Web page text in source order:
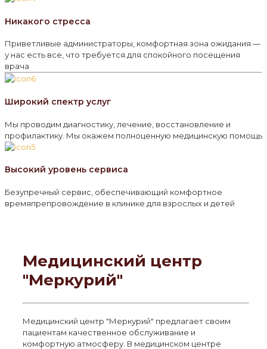
Никакого стресса
Приветливые администраторы, комфортная зона ожидания —
у нас есть все, что требуется для спокойного посещения
врача
Широкий спектр услуг
Мы проводим диагностику, лечение, восстановление и
профилактику. Мы окажем полноценную медицинскую помощь
Высокий уровень сервиса
Безупречный сервис, обеспечивающий комфортное
времяпрепровождение в клинике для взрослых и детей
Медицинский центр
"Меркурий"
Медицинский центр "Меркурий" предлагает своим
пациентам качественное обслуживание и
комфортную атмосферу. В медицинском центре